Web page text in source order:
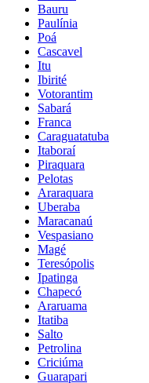
Bauru
Paulínia
Poá
Cascavel
Itu
Ibirité
Votorantim
Sabará
Franca
Caraguatatuba
Itaboraí
Piraquara
Pelotas
Araraquara
Uberaba
Maracanaú
Vespasiano
Magé
Teresópolis
Ipatinga
Chapecó
Araruama
Itatiba
Salto
Petrolina
Criciúma
Guarapari